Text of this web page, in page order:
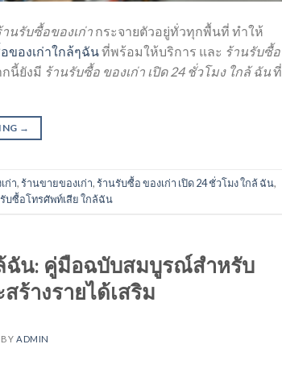
านรับซื้อของเก่า กระจายตัวอยู่ทั่วทุกพื้นที่ ทำให้
ของเก่าใกล้ๆฉันที่พร้อมให้บริการ และ ร้านรับซื้อ
นี้ยังมี ร้านรับซื้อ ของเก่า เปิด 24 ชั่วโมง ใกล้ ฉันที่
→
ก่า,ร้านขายของเก่า,ร้านรับซื้อ ของเก่า เปิด 24 ชั่วโมง ใกล้ ฉัน,
บซื้อโทรศัพท์เสีย ใกล้ฉัน
ฉัน: คู่มือฉบับสมบูรณ์สำหรับ
ร้างรายได้เสริม
BYADMIN